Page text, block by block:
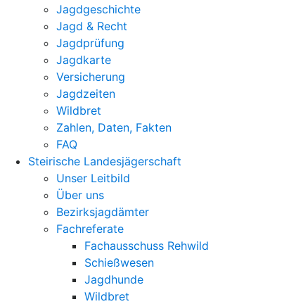
Jagdgeschichte
Jagd & Recht
Jagdprüfung
Jagdkarte
Versicherung
Jagdzeiten
Wildbret
Zahlen, Daten, Fakten
FAQ
Steirische Landesjägerschaft
Unser Leitbild
Über uns
Bezirksjagdämter
Fachreferate
Fachausschuss Rehwild
Schießwesen
Jagdhunde
Wildbret